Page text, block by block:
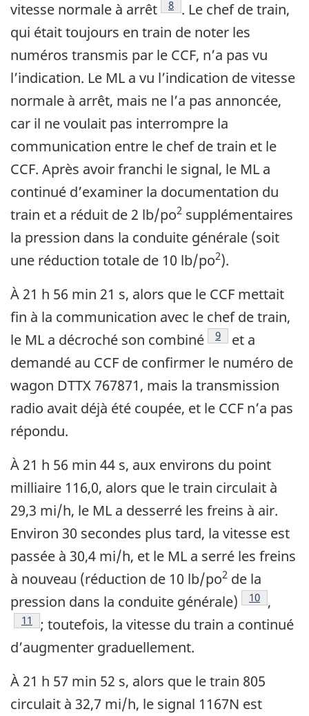
vitesse normale à arrêt 8 . Le chef de train,
qui était toujours en train de noter les
numéros transmis par le CCF, n’a pas vu
l’indication. Le ML a vu l’indication de vitesse
normale à arrêt, mais ne l’a pas annoncée,
car il ne voulait pas interrompre la
communication entre le chef de train et le
CCF. Après avoir franchi le signal, le ML a
continué d’examiner la documentation du
train et a réduit de 2 lb/po2 supplémentaires
la pression dans la conduite générale (soit
une réduction totale de 10 lb/po2).
À 21 h 56 min 21 s, alors que le CCF mettait
fin à la communication avec le chef de train,
le ML a décroché son combiné
9
et a
demandé au CCF de confirmer le numéro de
wagon DTTX 767871, mais la transmission
radio avait déjà été coupée, et le CCF n’a pas
répondu.
À 21 h 56 min 44 s, aux environs du point
milliaire 116,0, alors que le train circulait à
29,3 mi/h, le ML a desserré les freins à air.
Environ 30 secondes plus tard, la vitesse est
passée à 30,4 mi/h, et le ML a serré les freins
à nouveau (réduction de 10 lb/po2 de la
pression dans la conduite générale)
10 ,
11
; toutefois, la vitesse du train a continué
d’augmenter graduellement.
À 21 h 57 min 52 s, alors que le train 805
circulait à 32,7 mi/h, le signal 1167N est